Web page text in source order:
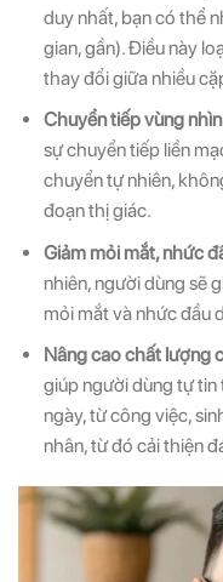
duy nhất, bạn có thể
gian, gần). Điều này
thay đổi giữa nhiều
Chuyển tiếp vùng
sự chuyển tiếp liền
chuyển tự nhiên,
đoạn thị giác.
Giảm mỏi mắt, nhức
nhiên, người dùng sẽ
mỏi mắt và nhức đầu
Nâng cao chất lượng
giúp người dùng tự
ngày, từ công việc,
nhân, từ đó cải thiện